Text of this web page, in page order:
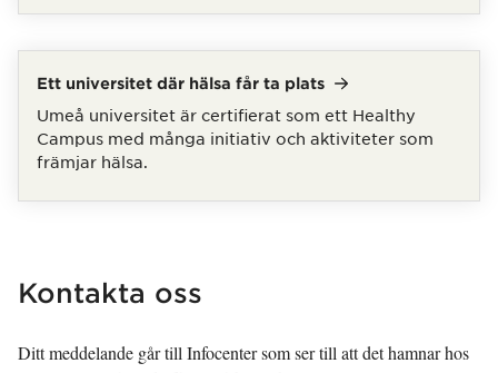
Ett universitet där hälsa får ta plats
Umeå universitet är certifierat som ett Healthy
Campus med många initiativ och aktiviteter som
främjar hälsa.
Kontakta oss
Ditt meddelande går till Infocenter som ser till att det hamnar hos